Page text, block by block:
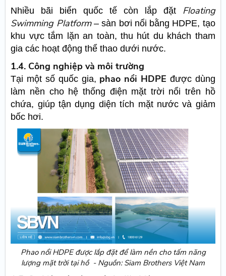
Nhiều bãi biển quốc tế còn lắp đặt Floating
Swimming Platform– sàn bơi nổi bằng HDPE, tạo
khu vực tắm lặn an toàn, thu hút du khách tham
gia các hoạt động thể thao dưới nước.
1.4. Công nghiệp và môi trường
Tại một số quốc gia, phao nổi HDPE được dùng
làm nền cho hệ thống điện mặt trời nổi trên hồ
chứa, giúp tận dụng diện tích mặt nước và giảm
bốc hơi.
Phao nổi HDPE được lắp đặt để làm nền cho tấm năng
lượng mặt trời tại hồ - Nguồn: Siam Brothers Việt Nam